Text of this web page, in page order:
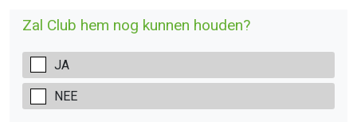
Zal Club hem nog kunnen houden?
JA
NEE